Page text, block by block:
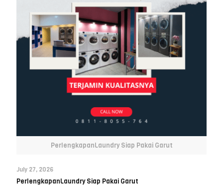
PerlengkapanLaundry Siap Pakai Garut
July 27, 2026
PerlengkapanLaundry Siap Pakai Garut